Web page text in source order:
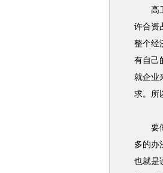
高卫
许合资
整个经
有自己
就企业
求。所
要做
多的办
也就是